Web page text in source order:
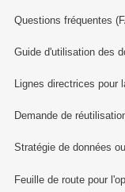
Questions fréquentes
Guide d'utilisation des
Lignes directrices
Demande de
Stratégie de données
Feuille de route pour